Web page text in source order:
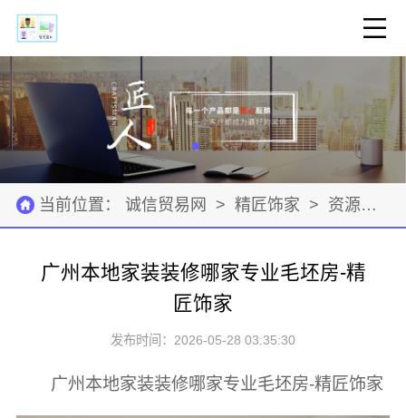
当前位置： 诚信贸易网 > 精匠饰家 > 资源材料
广州本地家装装修哪家专业毛坯房-精
匠饰家
发布时间：2026-05-28 03:35:30
广州本地家装装修哪家专业毛坯房-精匠饰家